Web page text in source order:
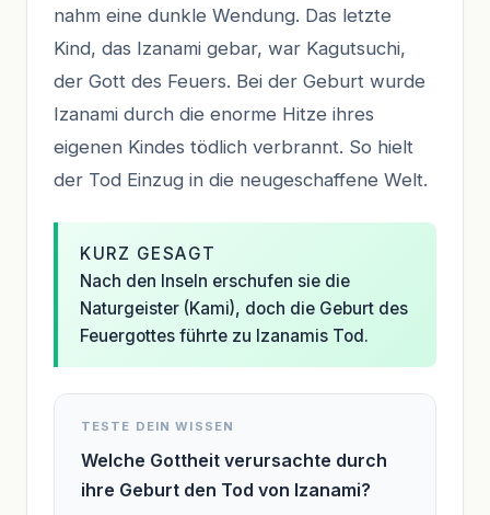
nahm eine dunkle Wendung. Das letzte
Kind, das Izanami gebar, war Kagutsuchi,
der Gott des Feuers. Bei der Geburt wurde
Izanami durch die enorme Hitze ihres
eigenen Kindes tödlich verbrannt. So hielt
der Tod Einzug in die neugeschaffene Welt.
KURZ GESAGT
Nach den Inseln erschufen sie die
Naturgeister (Kami), doch die Geburt des
Feuergottes führte zu Izanamis Tod.
TESTE DEIN WISSEN
Welche Gottheit verursachte durch
ihre Geburt den Tod von Izanami?